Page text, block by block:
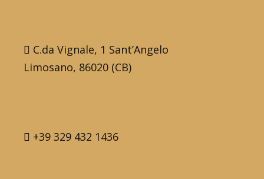
C.da Vignale, 1 Sant’Angelo
Limosano, 86020 (CB)
+39 329 432 1436